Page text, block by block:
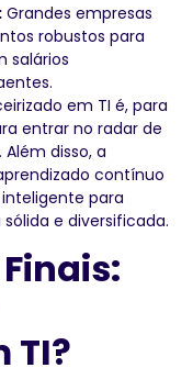
Grandes empresas
robustos para
salários
em TI é, para
entrar no radar de
disso, a
contínuo
para
e diversificada.
TI?